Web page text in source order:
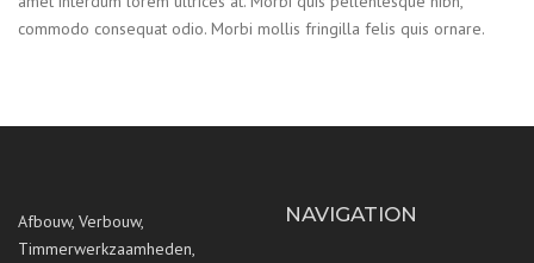
commodo consequat odio. Morbi mollis fringilla felis quis ornare.
Afbouw, Verbouw,
Timmerwerkzaamheden,
NAVIGATION